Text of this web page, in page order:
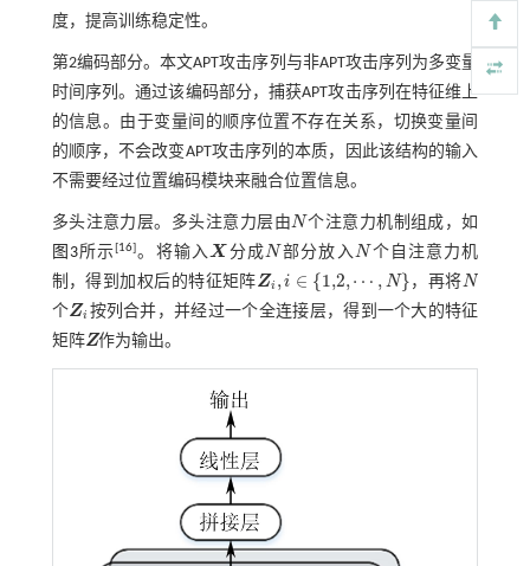
度，提高训练稳定性。
第2编码部分。本文APT攻击序列与非APT攻击序列为多变量
时间序列。通过该编码部分，捕获APT攻击序列在特征维上
的信息。由于变量间的顺序位置不存在关系，切换变量间
的顺序，不会改变APT攻击序列的本质，因此该结构的输入
不需要经过位置编码模块来融合位置信息。
多头注意力层。多头注意力层由N
N 个注意力机制组成，如
图3所示[16]。将输入X
X 分成N
N 部分放入N
N 个自注意力机
制，得到加权后的特征矩阵Zi ,i ∈ {1,2,⋯ , N}
Zi,i ∈ {1,2,⋯,N ，再将N
N
个Zi
Zi 按列合并，并经过一个全连接层，得到一个大的特征
矩阵Z
Z 作为输出。